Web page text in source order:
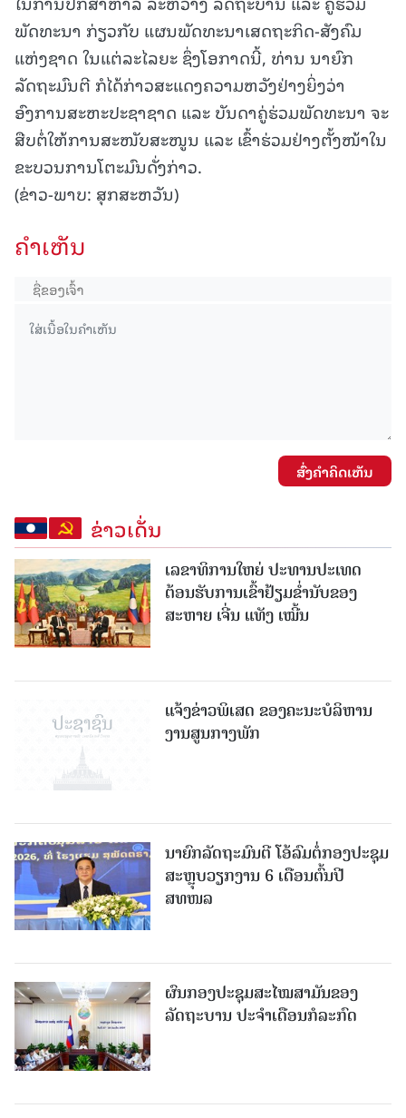
ພັດທະນາ ກ່ຽວກັບ ແຜນພັດທະນາເສດຖະກິດ-ສັງຄົມ
ແຫ່ງຊາດ ໃນແຕ່ລະໄລຍະ ຊຶ່ງໂອກາດນີ້, ທ່ານ ນາຍົກ
ລັດຖະມົນຕີ ກໍໄດ້ກ່າວສະແດງຄວາມຫວັງຢ່າງຍິ່ງວ່າ
ອົງການສະຫະປະຊາຊາດ ແລະ ບັນດາຄູ່ຮ່ວມພັດທະນາ ຈະ
ສືບຕໍ່ໃຫ້ການສະໜັບສະໜູນ ແລະ ເຂົ້າຮ່ວມຢ່າງຕັ້ງໜ້າໃນ
ຂະບວນການໂຕະມົນດັ່ງກ່າວ.
(ຂ່າວ-ພາບ: ສຸກສະຫວັນ)
ຄໍາເຫັນ
ສົ່ງຄໍາຄິດເຫັນ
ຂ່າວເດັ່ນ
ເລຂາທິການໃຫຍ່ ປະທານປະເທດ
ຕ້ອນຮັບການເຂົ້າຢ້ຽມຂໍ່ານັບຂອງ
ສະຫາຍ ເຈີ່ນ ແທັງ ເໝີ້ນ
ແຈ້ງຂ່າວພິເສດ ຂອງຄະນະບໍລິຫານ
ງານສູນກາງພັກ
ນາຍົກລັດຖະມົນຕີ ໂອ້ລົມຕໍ່ກອງປະຊຸມ
ສະຫຼຸບວຽກງານ 6 ເດືອນຕົ້ນປີ
ສທໜລ
ຜົນກອງປະຊຸມສະໄໝສາມັນຂອງ
ລັດຖະບານ ປະຈຳເດືອນກໍລະກົດ